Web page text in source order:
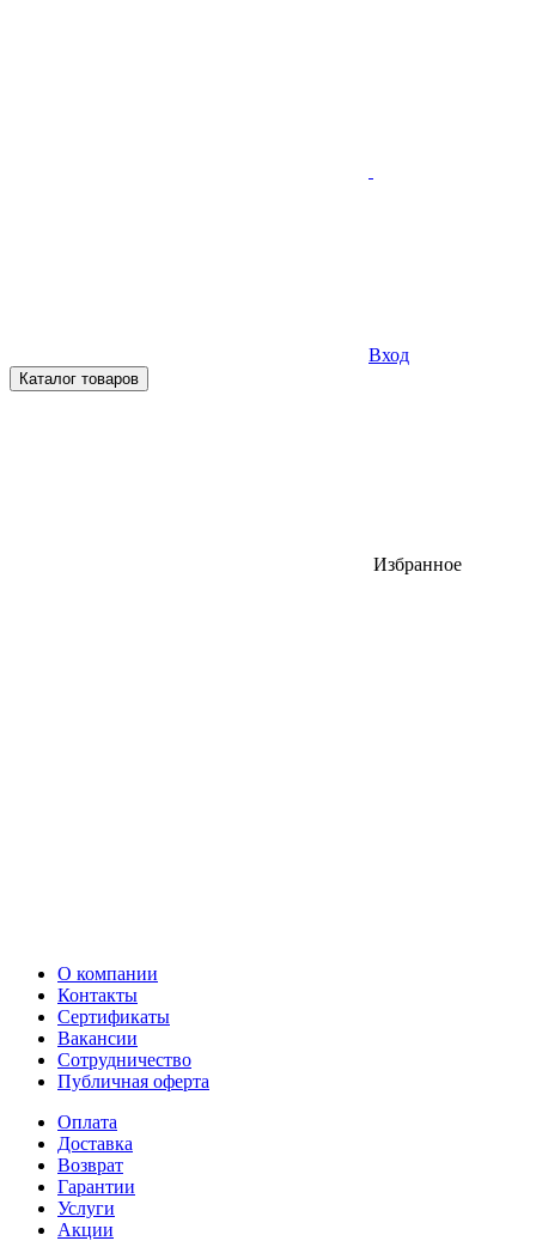
Вход
Каталог товаров
Избранное
О компании
Контакты
Сертификаты
Вакансии
Сотрудничество
Публичная оферта
Оплата
Доставка
Возврат
Гарантии
Услуги
Акции